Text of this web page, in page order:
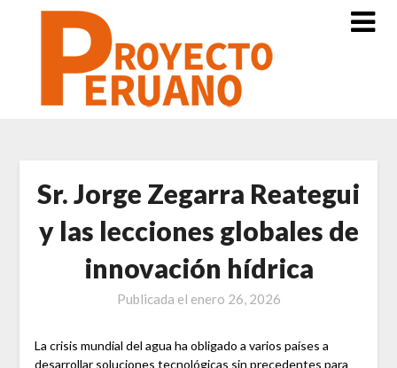
Sr. Jorge Zegarra Reategui
y las lecciones globales de
innovación hídrica
Publicada el enero 26, 2026
La crisis mundial del agua ha obligado a varios países a
desarrollar soluciones tecnológicas sin precedentes para